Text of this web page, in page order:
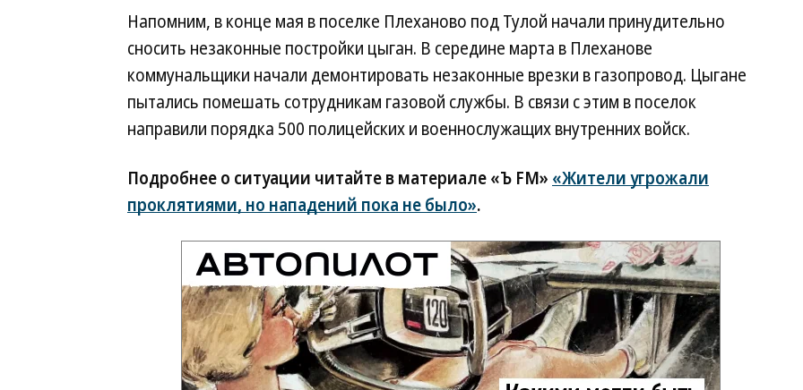
Напомним, в конце мая в поселке Плеханово под Тулой начали принудительно
сносить незаконные постройки цыган. В середине марта в Плеханове
коммунальщики начали демонтировать незаконные врезки в газопровод. Цыгане
пытались помешать сотрудникам газовой службы. В связи с этим в поселок
направили порядка 500 полицейских и военнослужащих внутренних войск.
Подробнее о ситуации читайте в материале «Ъ FM» «Жители угрожали
проклятиями, но нападений пока не было».